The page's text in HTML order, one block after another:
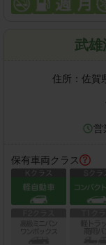
武
住所： 佐賀
営
保有車両クラス